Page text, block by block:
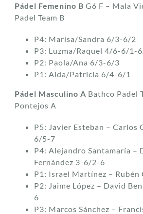
Pádel Femenino B G6 F – Mala
Padel Team B
P4: Marisa/Sandra 6/3-6/2
P3: Luzma/Raquel 4/6-6/1-
P2: Paola/Ana 6/3-6/3
P1: Aida/Patricia 6/4-6/1
Pádel Masculino A Bathco Padel
Pontejos A
P5: Javier Esteban – Carlos
6/5-7
P4: Alejandro Santamaría –
Fernández 3-6/2-6
P1: Israel Martínez –
P2: Jaime López – David
6
P3: Marcos Sánchez –